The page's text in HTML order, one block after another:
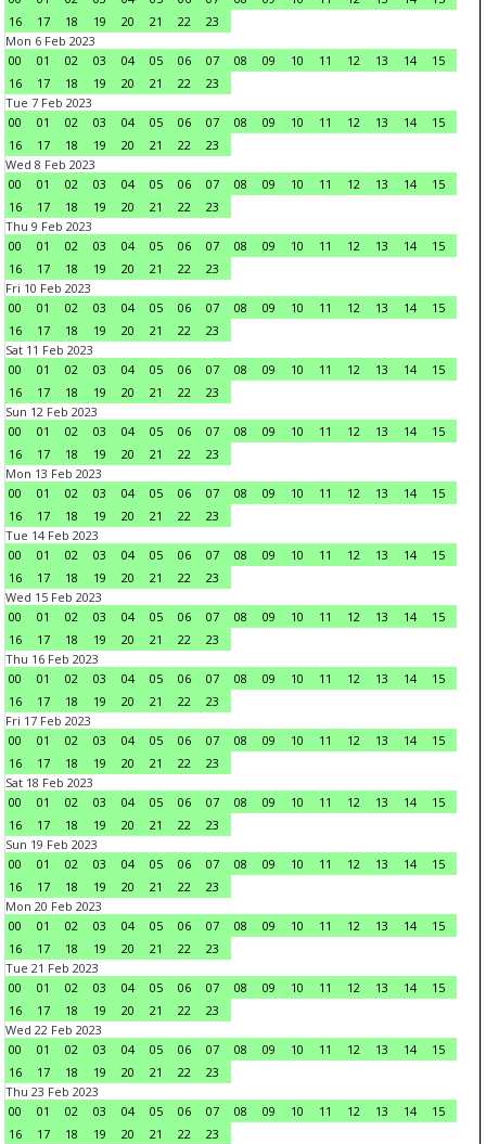
16
17 18 19 20 21 22
23
Mon 6 Feb 2023
00
01 02 03 04 05 06 07 08 09 10 11 12 13 14
15
16
17 18 19 20 21 22
23
Tue 7 Feb 2023
00
01 02 03 04 05 06 07 08 09 10 11 12 13 14
15
16
17 18 19 20 21 22
23
Wed 8 Feb 2023
00
01 02 03 04 05 06 07 08 09 10 11 12 13 14
15
16
17 18 19 20 21 22
23
Thu 9 Feb 2023
00
01 02 03 04 05 06 07 08 09 10 11 12 13 14
15
16
17 18 19 20 21 22
23
Fri 10 Feb 2023
00
01 02 03 04 05 06 07 08 09 10 11 12 13 14
15
16
17 18 19 20 21 22
23
Sat 11 Feb 2023
00
01 02 03 04 05 06 07 08 09 10 11 12 13 14
15
16
17 18 19 20 21 22
23
Sun 12 Feb 2023
00
01 02 03 04 05 06 07 08 09 10 11 12 13 14
15
16
17 18 19 20 21 22
23
Mon 13 Feb 2023
00
01 02 03 04 05 06 07 08 09 10 11 12 13 14
15
16
17 18 19 20 21 22
23
Tue 14 Feb 2023
00
01 02 03 04 05 06 07 08 09 10 11 12 13 14
15
16
17 18 19 20 21 22
23
Wed 15 Feb 2023
00
01 02 03 04 05 06 07 08 09 10 11 12 13 14
15
16
17 18 19 20 21 22
23
Thu 16 Feb 2023
00
01 02 03 04 05 06 07 08 09 10 11 12 13 14
15
16
17 18 19 20 21 22
23
Fri 17 Feb 2023
00
01 02 03 04 05 06 07 08 09 10 11 12 13 14
15
16
17 18 19 20 21 22
23
Sat 18 Feb 2023
00
01 02 03 04 05 06 07 08 09 10 11 12 13 14
15
16
17 18 19 20 21 22
23
Sun 19 Feb 2023
00
01 02 03 04 05 06 07 08 09 10 11 12 13 14
15
16
17 18 19 20 21 22
23
Mon 20 Feb 2023
00
01 02 03 04 05 06 07 08 09 10 11 12 13 14
15
16
17 18 19 20 21 22
23
Tue 21 Feb 2023
00
01 02 03 04 05 06 07 08 09 10 11 12 13 14
15
16
17 18 19 20 21 22
23
Wed 22 Feb 2023
00
01 02 03 04 05 06 07 08 09 10 11 12 13 14
15
16
17 18 19 20 21 22
23
Thu 23 Feb 2023
00
01 02 03 04 05 06 07 08 09 10 11 12 13 14
15
16
17 18 19 20 21 22
23